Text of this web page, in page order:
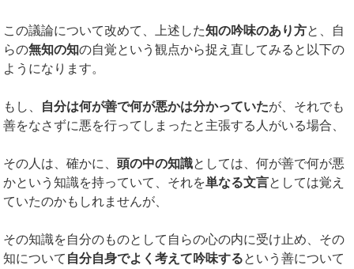
この議論について改めて、上述した知の吟味のあり方と、自
らの無知の知の自覚という観点から捉え直してみると以下の
ようになります。
もし、 自分は何が善で何が悪かは分かっていたが、それでも
善をなさずに悪を行ってしまったと主張する人がいる場合、
その人は、確かに、頭の中の知識としては、何が善で何が悪
かという知識を持っていて、それを単なる文言としては覚え
ていたのかもしれませんが、
その知識を自分のものとして自らの心の内に受け止め、その
知について 自分自身でよく考えて吟味するという善について